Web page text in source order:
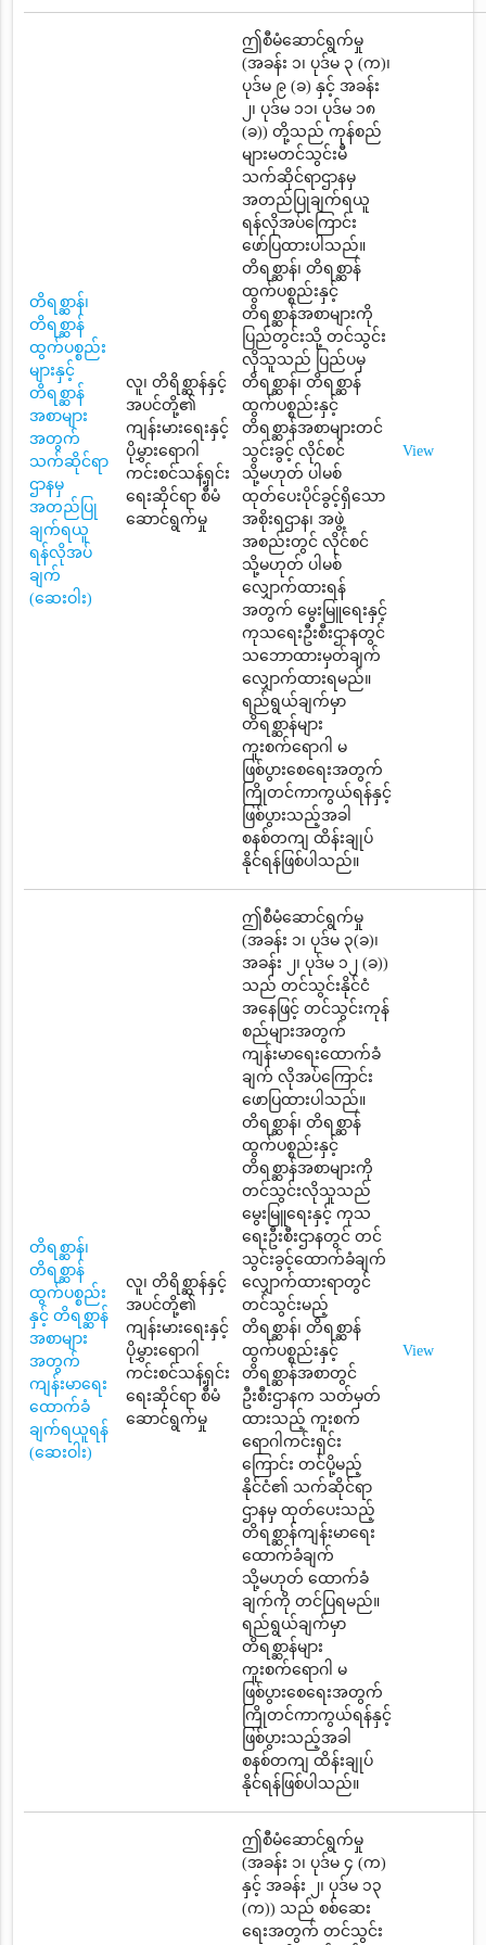
တိရစ္ဆာန်၊
တိရစ္ဆာန်
ထွက်ပစ္စည်း
များနှင့်
တိရစ္ဆာန်
အစာများ
အတွက်
သက်ဆိုင်ရာ
ဌာနမှ
အတည်ပြု
ချက်ရယူ
ရန်လိုအပ်
ချက်
(ဆေးဝါး)
လူ၊ တိရိစ္ဆာန်နှင့်
အပင်တို့၏
ကျန်းမားရေးနှင့်
ပိုမွှားရောဂါ
ကင်းစင်သန့်ရှင်း
ရေးဆိုင်ရာ စီမံ
ဆောင်ရွက်မှု
ဤစီမံဆောင်ရွက်မှု
(အခန်း ၁၊ ပုဒ်မ ၃ (က)၊
ပုဒ်မ ၉ (ခ) နှင့် အခန်း
၂၊ ပုဒ်မ ၁၁၊ ပုဒ်မ ၁၈
(ခ)) တို့သည် ကုန်စည်
များမတင်သွင်းမီ
သက်ဆိုင်ရာဌာနမှ
အတည်ပြုချက်ရယူ
ရန်လိုအပ်ကြောင်း
ဖော်ပြထားပါသည်။
တိရစ္ဆာန်၊ တိရစ္ဆာန်
ထွက်ပစ္စည်းနှင့်
တိရစ္ဆာန်အစာများကို
ပြည်တွင်းသို့ တင်သွင်း
လိုသူသည် ပြည်ပမှ
တိရစ္ဆာန်၊ တိရစ္ဆာန်
ထွက်ပစ္စည်းနှင့်
တိရစ္ဆာန်အစာများတင်
သွင်းခွင့် လိုင်စင်
သို့မဟုတ် ပါမစ်
ထုတ်ပေးပိုင်ခွင့်ရှိသော
အစိုးရဌာန၊ အဖွဲ့
အစည်းတွင် လိုင်စင်
သို့မဟုတ် ပါမစ်
လျှောက်ထားရန်
အတွက် မွေးမြူရေးနှင့်
ကုသရေးဦးစီးဌာနတွင်
သဘောထားမှတ်ချက်
လျှောက်ထားရမည်။
ရည်ရွယ်ချက်မှာ
တိရစ္ဆာန်များ
ကူးစက်ရောဂါ မ
ဖြစ်ပွားစေရေးအတွက်
ကြိုတင်ကာကွယ်ရန်နှင့်
ဖြစ်ပွားသည့်အခါ
စနစ်တကျ ထိန်းချုပ်
နိုင်ရန်ဖြစ်ပါသည်။
View
တိရစ္ဆာန်၊
တိရစ္ဆာန်
ထွက်ပစ္စည်း
နှင့် တိရစ္ဆာန်
အစာများ
အတွက်
ကျန်းမာရေး
ထောက်ခံ
ချက်ရယူရန်
(ဆေးဝါး)
လူ၊ တိရိစ္ဆာန်နှင့်
အပင်တို့၏
ကျန်းမားရေးနှင့်
ပိုမွှားရောဂါ
ကင်းစင်သန့်ရှင်း
ရေးဆိုင်ရာ စီမံ
ဆောင်ရွက်မှု
ဤစီမံဆောင်ရွက်မှု
(အခန်း ၁၊ ပုဒ်မ ၃(ခ)၊
အခန်း ၂၊ ပုဒ်မ ၁၂ (ခ))
သည် တင်သွင်းနိုင်ငံ
အနေဖြင့် တင်သွင်းကုန်
စည်များအတွက်
ကျန်းမာရေးထောက်ခံ
ချက် လိုအပ်ကြောင်း
ဖောပြထားပါသည်။
တိရစ္ဆာန်၊ တိရစ္ဆာန်
ထွက်ပစ္စည်းနှင့်
တိရစ္ဆာန်အစာများကို
တင်သွင်းလိုသူသည်
မွေးမြူရေးနှင့် ကုသ
ရေးဦးစီးဌာနတွင် တင်
သွင်းခွင့်ထောက်ခံချက်
လျှောက်ထားရာတွင်
တင်သွင်းမည့်
တိရစ္ဆာန်၊ တိရစ္ဆာန်
ထွက်ပစ္စည်းနှင့်
တိရစ္ဆာန်အစာတွင်
ဦးစီးဌာနက သတ်မှတ်
ထားသည့် ကူးစက်
ရောဂါကင်းရှင်း
ကြောင်း တင်ပို့မည့်
နိုင်ငံ၏ သက်ဆိုင်ရာ
ဌာနမှ ထုတ်ပေးသည့်
တိရစ္ဆာန်ကျန်းမာရေး
ထောက်ခံချက်
သို့မဟုတ် ထောက်ခံ
ချက်ကို တင်ပြရမည်။
ရည်ရွယ်ချက်မှာ
တိရစ္ဆာန်များ
ကူးစက်ရောဂါ မ
ဖြစ်ပွားစေရေးအတွက်
ကြိုတင်ကာကွယ်ရန်နှင့်
ဖြစ်ပွားသည့်အခါ
စနစ်တကျ ထိန်းချုပ်
နိုင်ရန်ဖြစ်ပါသည်။
View
ဤစီမံဆောင်ရွက်မှု
(အခန်း ၁၊ ပုဒ်မ ၄ (က)
နှင့် အခန်း ၂၊ ပုဒ်မ ၁၃
(က)) သည် စစ်ဆေး
ရေးအတွက် တင်သွင်း